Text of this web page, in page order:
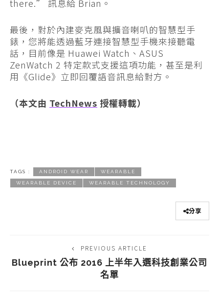
there.” 訊息給 Brian。
最後，對於內建麥克風與擴音喇叭的智慧型手
錶，您將能透過藍牙連接智慧型手機來接聽電
話，目前像是 Huawei Watch、ASUS
ZenWatch 2 特定款式支援這項功能，甚至是利
用《Glide》立即回覆語音訊息給對方。
（本文由 TechNews 授權轉載）
TAGS : ANDROID WEAR WEARABLE
WEARABLE DEVICE WEARABLE TECHNOLOGY
分享
PREVIOUS ARTICLE
Blueprint 公布 2016 上半年入選科技創業公司
名單